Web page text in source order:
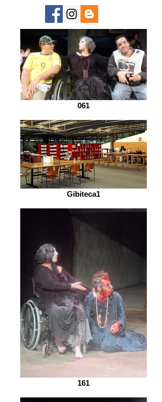
061
Gibiteca1
161